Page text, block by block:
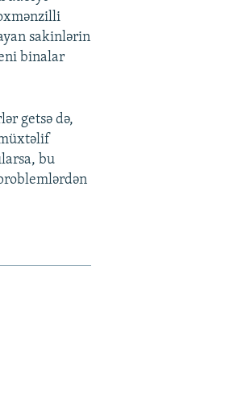
sakinlərin
binalar
getsə də,
bu